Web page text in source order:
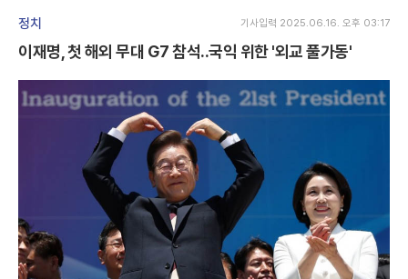
정치
이재명, 첫 해외 무대 G7 참석..국익 위한 '외교 풀가동'
기사입력 2025.06.16. 오후 03:17